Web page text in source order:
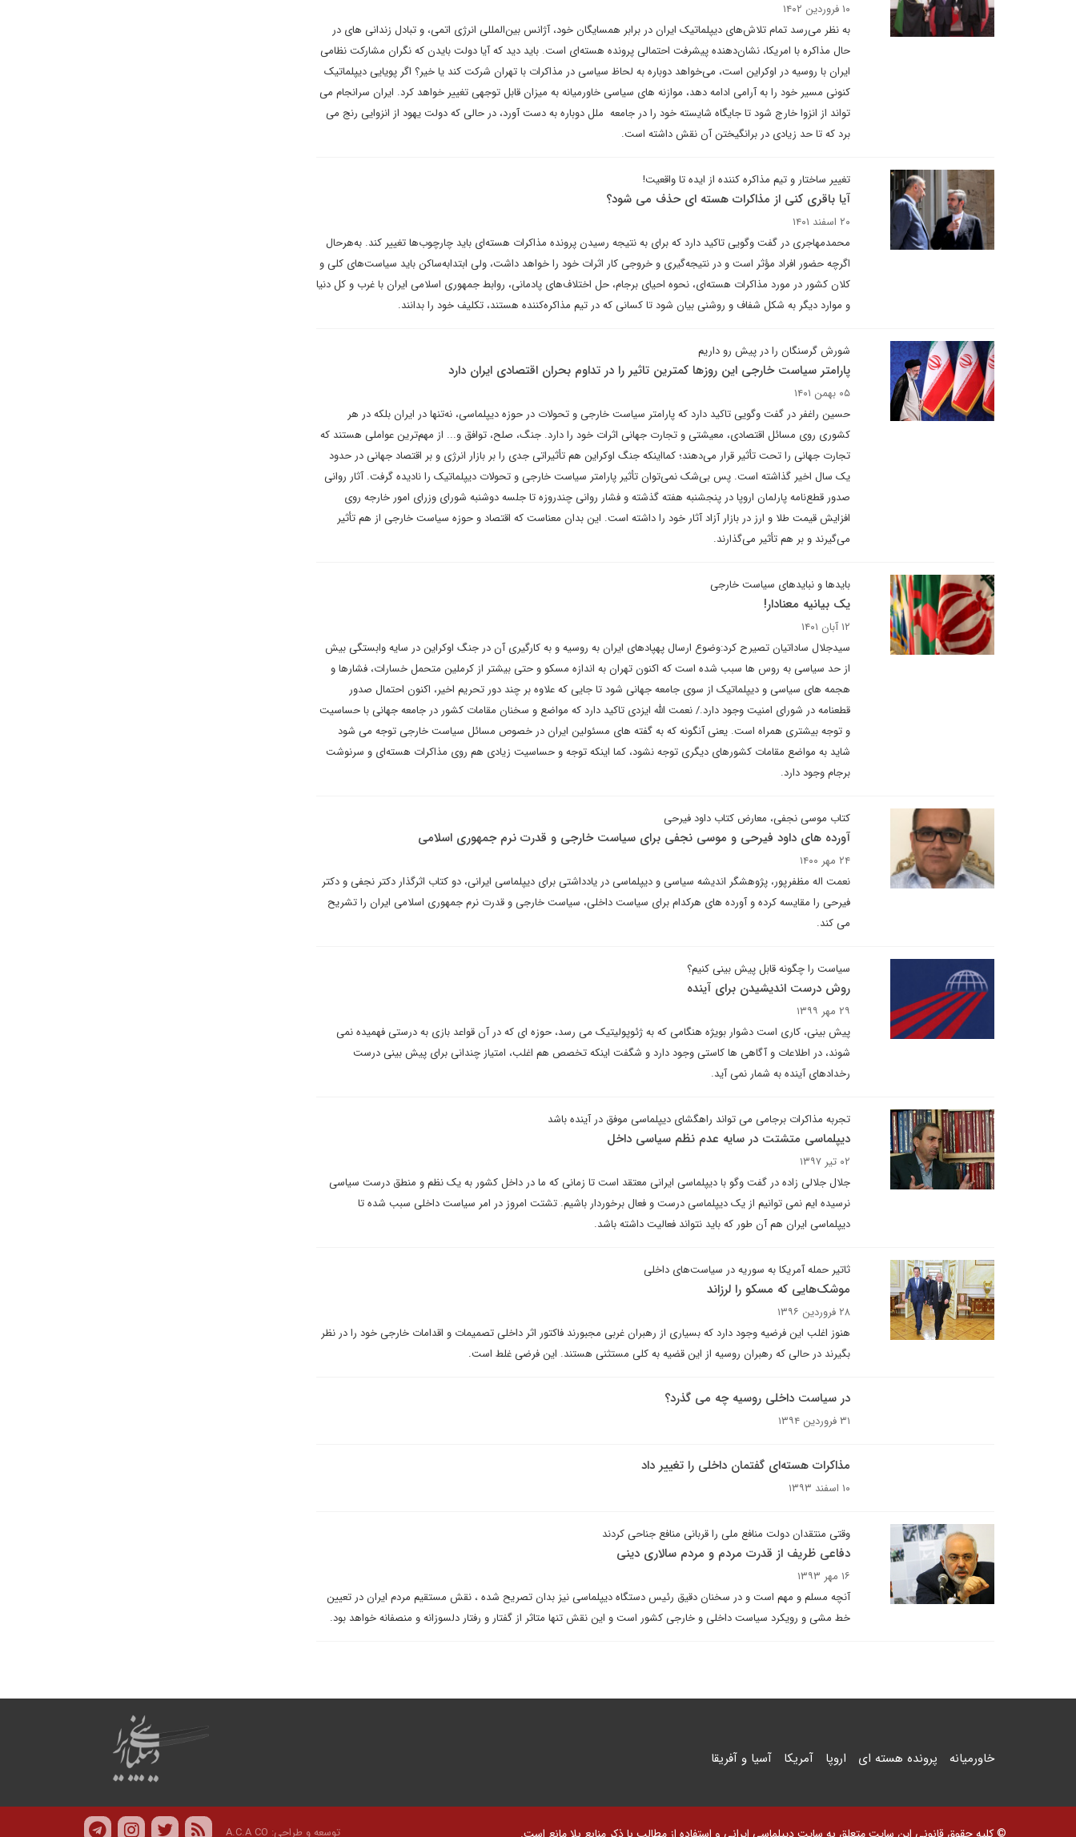
۱۰ فروردین ۱۴۰۲
به نظر می‌رسد تمام تلاش‌های دیپلماتیک ایران در برابر همسایگان خود، آژانس بین‌المللی انرژی اتمی، و تبادل زندانی های در
حال مذاکره با امریکا، نشان‌دهنده پیشرفت احتمالی پرونده هسته‌ای است. باید دید که آیا دولت بایدن که نگران مشارکت نظامی
ایران با روسیه در اوکراین است، می‌خواهد دوباره به لحاظ سیاسی در مذاکرات با تهران شرکت کند یا خیر؟ اگر پویایی دیپلماتیک
کنونی مسیر خود را به آرامی ادامه دهد، موازنه های سیاسی خاورمیانه به میزان قابل توجهی تغییر خواهد کرد. ایران سرانجام می
تواند از انزوا خارج شود تا جایگاه شایسته خود را در جامعه ملل دوباره به دست آورد، در حالی که دولت یهود از انزوایی رنج می
برد که تا حد زیادی در برانگیختن آن نقش داشته است.
تغییر ساختار و تیم مذاکره کننده از ایده تا واقعیت!
آیا باقری کنی از مذاکرات هسته ای حذف می شود؟
۲۰ اسفند ۱۴۰۱
محمدمهاجری در گفت وگویی تاکید دارد که برای به نتیجه رسیدن پرونده مذاکرات هسته‌ای باید چارچوب‌ها تغییر کند. به‌هرحال
اگرچه حضور افراد مؤثر است و در نتیجه‌گیری و خروجی کار اثرات خود را خواهد داشت، ولی ابتدا‌به‌ساکن باید سیاست‌های کلی و
کلان کشور در مورد مذاکرات هسته‌ای، نحوه احیای برجام، حل اختلاف‌های پادمانی، روابط جمهوری اسلامی ایران با غرب و کل دنیا
و موارد دیگر به شکل شفاف و روشنی بیان شود تا کسانی که در تیم مذاکره‌کننده هستند، تکلیف خود را بدانند.
شورش گرسنگان را در پیش رو داریم
پارامتر سیاست خارجی این روزها کمترین تاثیر را در تداوم بحران اقتصادی ایران دارد
۰۵ بهمن ۱۴۰۱
حسین راغفر در گفت وگویی تاکید دارد که پارامتر سیاست خارجی و تحولات در حوزه دیپلماسی، نه‌تنها در ایران بلکه در هر
کشوری روی مسائل اقتصادی، معیشتی و تجارت جهانی اثرات خود را دارد. جنگ، صلح، توافق و... از مهم‌ترین عواملی هستند که
تجارت جهانی را تحت تأثیر قرار می‌دهند؛ کما‌اینکه جنگ اوکراین هم تأثیراتی جدی را بر بازار انرژی و بر اقتصاد جهانی در حدود
یک سال اخیر گذاشته است. پس بی‌شک نمی‌توان تأثیر پارامتر سیاست خارجی و تحولات دیپلماتیک را نادیده گرفت. آثار روانی
صدور قطع‌نامه پارلمان اروپا در پنجشنبه هفته گذشته و فشار روانی چند‌روزه تا جلسه دوشنبه شورای وزرای امور خارجه روی
افزایش قیمت طلا و ارز در بازار آزاد آثار خود را داشته است. این بدان معناست که اقتصاد و حوزه سیاست خارجی از هم تأثیر
می‌گیرند و بر هم تأثیر می‌گذارند.
بایدها و نبایدهای سیاست خارجی
یک بیانیه معنادار!
۱۲ آبان ۱۴۰۱
سیدجلال ساداتیان تصیرح کرد:وضوع ارسال پهپادهای ایران به روسیه و به کارگیری آن در جنگ اوکراین در سایه وابستگی بیش
از حد سیاسی به روس ها سبب شده است که اکنون تهران به اندازه مسکو و حتی بیشتر از کرملین متحمل خسارات، فشارها و
هجمه های سیاسی و دیپلماتیک از سوی جامعه جهانی شود تا جایی که علاوه بر چند دور تحریم اخیر، اکنون احتمال صدور
قطعنامه در شورای امنیت وجود دارد./ نعمت الله ایزدی تاکید دارد که مواضع و سخنان مقامات کشور در جامعه جهانی با حساسیت
و توجه بیشتری همراه است. یعنی آنگونه که به گفته های مسئولین ایران در خصوص مسائل سیاست خارجی توجه می شود
شاید به مواضع مقامات کشورهای دیگری توجه نشود، کما اینکه توجه و حساسیت زیادی هم روی مذاکرات هسته‌ای و سرنوشت
برجام وجود دارد.
کتاب موسی نجفی، معارض کتاب داود فیرحی
آورده های داود فیرحی و موسی نجفی برای سیاست خارجی و قدرت نرم جمهوری اسلامی
۲۴ مهر ۱۴۰۰
نعمت اله مظفرپور، پژوهشگر اندیشه سیاسی و دیپلماسی در یادداشتی برای دیپلماسی ایرانی، دو کتاب اثرگذار دکتر نجفی و دکتر
فیرحی را مقایسه کرده و آورده های هرکدام برای سیاست داخلی، سیاست خارجی و قدرت نرم جمهوری اسلامی ایران را تشریح
می کند.
سیاست را چگونه قابل پیش بینی کنیم؟
روش درست اندیشیدن برای آینده
۲۹ مهر ۱۳۹۹
پیش بینی، کاری است دشوار بویژه هنگامی که به ژئوپولیتیک می رسد، حوزه ای که در آن قواعد بازی به درستی فهمیده نمی
شوند، در اطلاعات و آگاهی ها کاستی وجود دارد و شگفت اینکه تخصص هم اغلب، امتیاز چندانی برای پیش بینی درست
رخدادهای آینده به شمار نمی آید.
تجربه مذاکرات برجامی می تواند راهگشای دیپلماسی موفق در آینده باشد
دیپلماسی متشتت در سایه عدم نظم سیاسی داخل
۰۲ تیر ۱۳۹۷
جلال جلالی زاده در گفت وگو با دیپلماسی ایرانی معتقد است تا زمانی که ما در داخل کشور به یک نظم و منطق درست سیاسی
نرسیده ایم نمی توانیم از یک دیپلماسی درست و فعال برخوردار باشیم. تشتت امروز در امر سیاست داخلی سبب شده تا
دیپلماسی ایران هم آن طور که باید نتواند فعالیت داشته باشد.
ثاتیر حمله آمریکا به سوریه در سیاست‌های داخلی
موشک‌هایی که مسکو را لرزاند
۲۸ فروردین ۱۳۹۶
هنوز اغلب این فرضیه وجود دارد که بسیاری از رهبران غربی مجبورند فاکتور اثر داخلی تصمیمات و اقدامات خارجی خود را در نظر
بگیرند در حالی که رهبران روسیه از این قضیه به کلی مستثنی هستند. این فرضی غلط است.
در سیاست داخلی روسیه چه می گذرد؟
۳۱ فروردین ۱۳۹۴
مذاکرات هسته‌ای گفتمان داخلی را تغییر داد
۱۰ اسفند ۱۳۹۳
وقتی منتقدان دولت منافع ملی را قربانی منافع جناحی کردند
دفاعی ظریف از قدرت مردم و مردم سالاری دینی
۱۶ مهر ۱۳۹۳
آنچه مسلم و مهم است و در سخنان دقیق رئیس دستگاه دیپلماسی نیز بدان تصریح شده ، نقش مستقیم مردم ایران در تعیین
خط مشی و رویکرد سیاست داخلی و خارجی کشور است و این نقش تنها متاثر از گفتار و رفتار دلسوزانه و منصفانه خواهد بود.
خاورمیانه پرونده هسته ای اروپا آمریکا آسیا و آفریقا
توسعه و طراحی: A.C.A CO